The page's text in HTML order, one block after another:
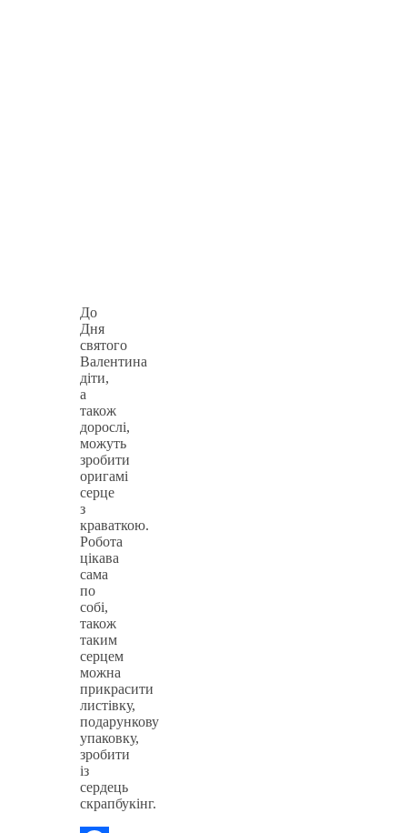
До
Дня
святого
Валентина
діти,
а
також
дорослі,
можуть
зробити
оригамі
серце
з
краваткою.
Робота
цікава
сама
по
собі,
також
таким
серцем
можна
прикрасити
листівку,
подарункову
упаковку,
зробити
із
сердець
скрапбукінг.